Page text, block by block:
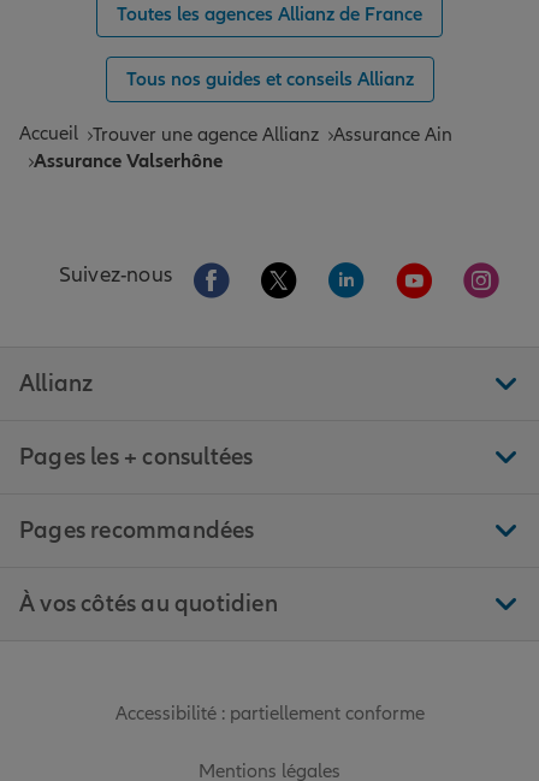
Toutes les agences Allianz de France
Tous nos guides et conseils Allianz
Accueil Trouver une agence Allianz Assurance Ain
Assurance Valserhône
Suivez-nous Aller sur la page Facebook de Allianz
Aller sur la page Twitter de
Aller sur la page
Aller sur la
Aller
Allianz
Pages les + consultées
Pages recommandées
À vos côtés au quotidien
Accessibilité : partiellement conforme
Mentions légales